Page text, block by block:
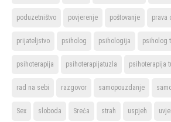
poduzetništvo povjerenje poštovanje prava
prijateljstvo psiholog psihologija psiholog
psihoterapija psihoterapijatuzla psihoterapija
rad na sebi razgovor samopouzdanje
Sex sloboda Sreća strah uspjeh